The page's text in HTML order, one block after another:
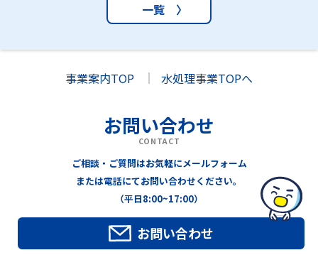
一覧 〉
事業案内TOP 水処理事業TOPへ
お問い合わせ
CONTACT
ご相談・ご質問はお気軽にメールフォーム
または電話にてお問い合わせください。
（平日8:00~17:00）
お問い合わせ